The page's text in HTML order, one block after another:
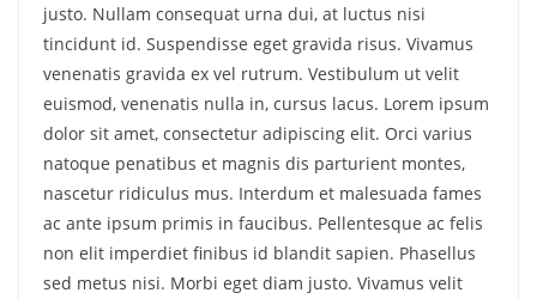
justo. Nullam consequat urna dui, at luctus nisi
tincidunt id. Suspendisse eget gravida risus. Vivamus
venenatis gravida ex vel rutrum. Vestibulum ut velit
euismod, venenatis nulla in, cursus lacus. Lorem ipsum
dolor sit amet, consectetur adipiscing elit. Orci varius
natoque penatibus et magnis dis parturient montes,
nascetur ridiculus mus. Interdum et malesuada fames
ac ante ipsum primis in faucibus. Pellentesque ac felis
non elit imperdiet finibus id blandit sapien. Phasellus
sed metus nisi. Morbi eget diam justo. Vivamus velit